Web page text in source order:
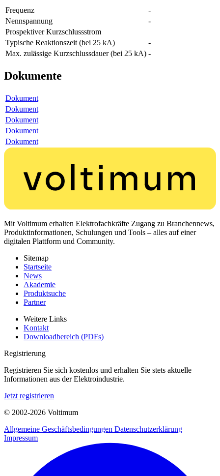
Frequenz
-
Nennspannung
-
Prospektiver Kurzschlussstrom
Typische Reaktionszeit (bei 25 kA)
-
Max. zulässige Kurzschlussdauer (bei 25 kA) -
Dokumente
Dokument
Dokument
Dokument
Dokument
Dokument
Mit Voltimum erhalten Elektrofachkräfte Zugang zu Branchennews,
Produktinformationen, Schulungen und Tools – alles auf einer
digitalen Plattform und Community.
Sitemap
Startseite
News
Akademie
Produktsuche
Partner
Weitere Links
Kontakt
Downloadbereich (PDFs)
Registrierung
Registrieren Sie sich kostenlos und erhalten Sie stets aktuelle
Informationen aus der Elektroindustrie.
Jetzt registrieren
© 2002-2026 Voltimum
Allgemeine Geschäftsbedingungen Datenschutzerklärung
Impressum